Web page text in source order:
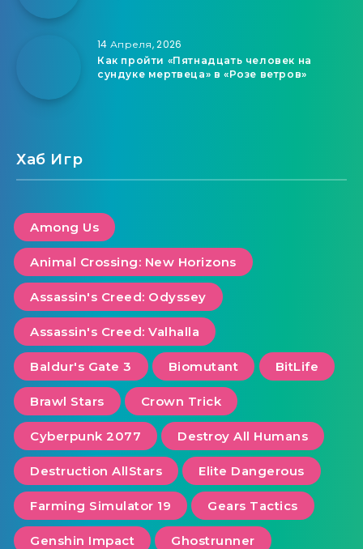
14 Апреля, 2026
Как пройти «Пятнадцать человек на
сундуке мертвеца» в «Розе ветров»
Хаб Игр
Among Us
Animal Crossing: New Horizons
Assassin's Creed: Odyssey
Assassin's Creed: Valhalla
Baldur's Gate 3 Biomutant BitLife
Brawl Stars Crown Trick
Cyberpunk 2077 Destroy All Humans
Destruction AllStars Elite Dangerous
Farming Simulator 19 Gears Tactics
Genshin Impact Ghostrunner